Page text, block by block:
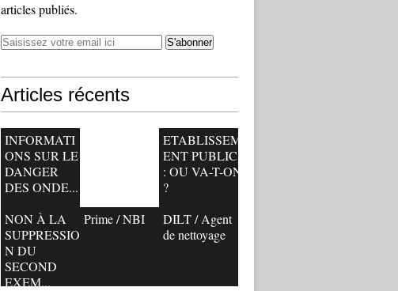
articles publiés.
Articles récents
INFORMATI
ONS SUR LE
DANGER
DES ONDE...
ETABLISSEM
ENT PUBLIC
: OU VA-T-ON
?
NON À LA
SUPPRESSIO
N DU
SECOND
EXEM...
Prime / NBI
DILT / Agent
de nettoyage